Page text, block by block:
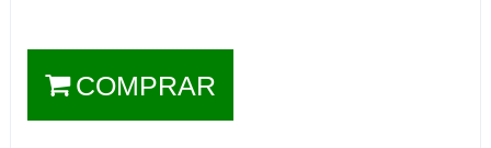
COMPRAR